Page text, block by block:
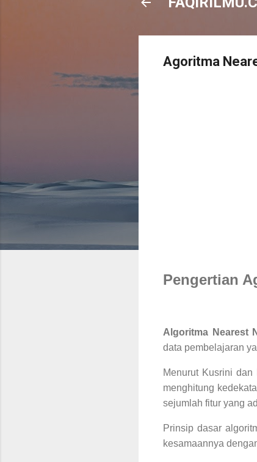
Agoritma
Pengertian
Algoritma Nearest
data pembelajaran
Menurut Kusrini
menghitung
sejumlah fitur yang
Prinsip dasar
kesamaannya